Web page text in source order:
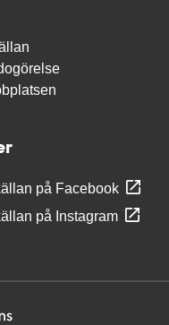
på Facebook
på Instagram